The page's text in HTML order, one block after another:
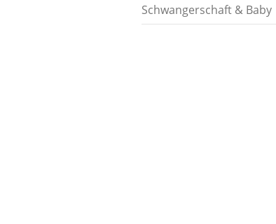
Schwangerschaft & Baby